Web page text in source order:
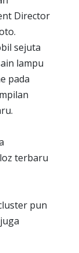
Director
sejuta
lampu
pada
terbaru
pun